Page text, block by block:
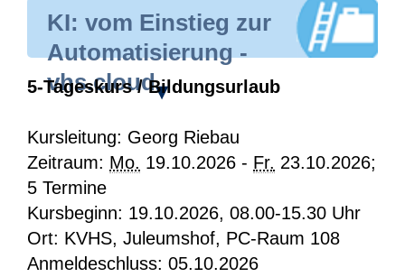
KI: vom Einstieg zur
Automatisierung -
vhs.cloud▾
5-Tageskurs / Bildungsurlaub
Kursleitung: Georg Riebau
Zeitraum: Mo. 19.10.2026 - Fr. 23.10.2026;
5 Termine
Kursbeginn: 19.10.2026, 08.00-15.30 Uhr
Ort: KVHS, Juleumshof, PC-Raum 108
Anmeldeschluss: 05.10.2026